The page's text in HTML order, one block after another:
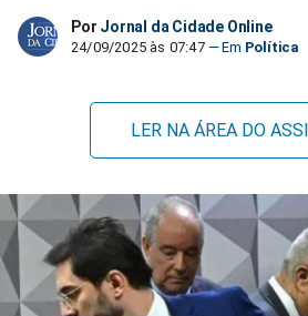
FacebookWhatsappTwitter
Por Jornal da Cidade Online
24/09/2025 às 07:47 Política
LER NA ÁREA DO